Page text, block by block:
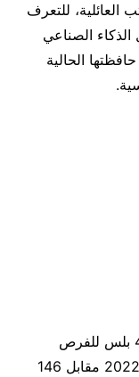
العائلية، للتعرف
الذكاء الصناعي
الحالية
أكمل صندوق شركة ترو جلوبال فنتشرز 4 بلس للفرص
(“صندوق الفرص”) إغلاقه الأول في يونيو 2022 مقابل 146